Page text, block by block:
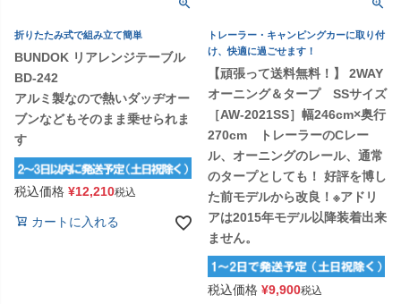
折りたたみ式で組み立て簡単
BUNDOK リアレンジテーブル
BD-242
アルミ製なので熱いダッヂオー
ブンなどもそのまま乗せられま
す
税込価格 ¥12,210税込
カートに入れる
トレーラー・キャンピングカーに取り付
け、快適に過ごせます！
【頑張って送料無料！】 2WAY
オーニング＆タープ SSサイズ
［AW-2021SS］幅246cm×奥行
270cm トレーラーのCレー
ル、オーニングのレール、通常
のタープとしても！ 好評を博し
た前モデルから改良！※アドリ
アは2015年モデル以降装着出来
ません。
税込価格 ¥9,900税込